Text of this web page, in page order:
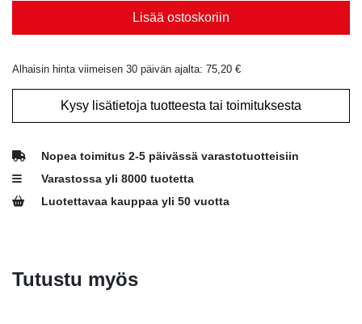
Lisää ostoskoriin
Alhaisin hinta viimeisen 30 päivän ajalta: 75,20 €
Kysy lisätietoja tuotteesta tai toimituksesta
Nopea toimitus 2-5 päivässä varastotuotteisiin
Varastossa yli 8000 tuotetta
Luotettavaa kauppaa yli 50 vuotta
Tutustu myös